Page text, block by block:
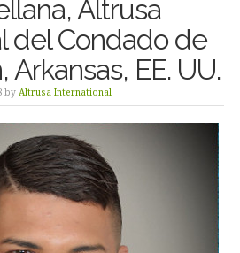
Altrusa
del Condado de
EE. UU.
by Altrusa International